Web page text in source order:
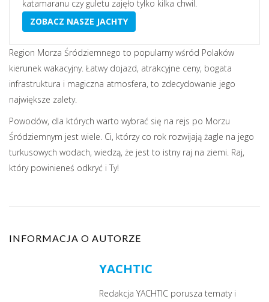
katamaranu czy guletu zajęło tylko kilka chwil.
ZOBACZ NASZE JACHTY
Region Morza Śródziemnego to popularny wśród Polaków
kierunek wakacyjny. Łatwy dojazd, atrakcyjne ceny, bogata
infrastruktura i magiczna atmosfera, to zdecydowanie jego
największe zalety.
Powodów, dla których warto wybrać się na rejs po Morzu
Śródziemnym jest wiele. Ci, którzy co rok rozwijają żagle na jego
turkusowych wodach, wiedzą, że jest to istny raj na ziemi. Raj,
który powinieneś odkryć i Ty!
INFORMACJA O AUTORZE
YACHTIC
Redakcja YACHTIC porusza tematy i